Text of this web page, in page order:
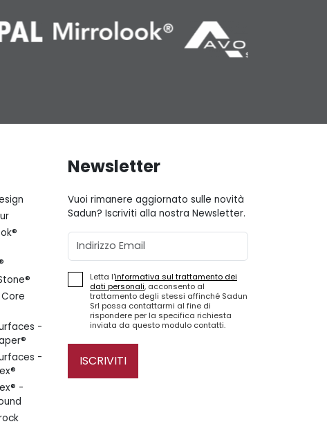
-
-
-
Newsletter
Vuoi rimanere aggiornato sulle novità
Sadun? Iscriviti alla nostra Newsletter.
Email
Letta l'informativa sul trattamento dei
dati personali, acconsento al
trattamento degli stessi affinché Sadun
Srl possa contattarmi al fine di
rispondere per la specifica richiesta
inviata da questo modulo contatti.
ISCRIVITI